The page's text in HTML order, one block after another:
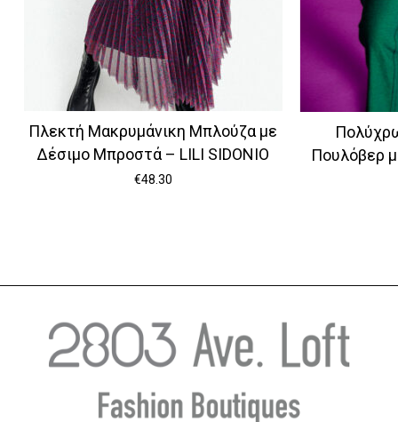
Πλεκτή Μακρυμάνικη Μπλούζα με
Δέσιμο Μπροστά – LILI SIDONIO
€48.30
Πουλόβερ